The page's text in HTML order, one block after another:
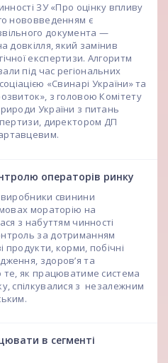
ЗУ «Про оцінку впливу
нововведенням є
документа —
довкілля, який замінив
експертизи. Алгоритм
під час регіональних
«Свинарі України» та
з головою Комітету
України з питань
директором ДП
операторів ринку
свинини
мораторію на
з набуттям чинності
за дотриманням
корми, побічні
здоров’я та
те, як працюватиме система
спілкувалися з незалежним
в сегменті